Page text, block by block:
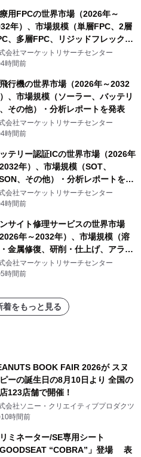
用FPCの世界市場（2026年～
年）、市場規模（単層FPC、2層
、多層FPC、リジッドフレックス
）・分析レポートを発表
会社マーケットリサーチセンター
4時間前
行機の世界市場（2026年～2032
、市場規模（ソーラー、バッテリ
その他）・分析レポートを発表
会社マーケットリサーチセンター
4時間前
テリー認証ICの世界市場（2026年
年）、市場規模（SOT、
、その他）・分析レポートを発
会社マーケットリサーチセンター
4時間前
サイト修理サービスの世界市場
2026年～2032年）、市場規模（溶
金属修復、研削・仕上げ、アライ
ト、その他）・分析レポートを発
会社マーケットリサーチセンター
5時間前
着をもっと見る
BOOK FAIR 2026が スヌ
ーの誕生日の8月10日より 全国の
123店舗で開催！
会社ソニー・クリエイティブプロダクツ
10時間前
ミネーター/SE専用シート
GOODSEAT “COBRA”」登場 表